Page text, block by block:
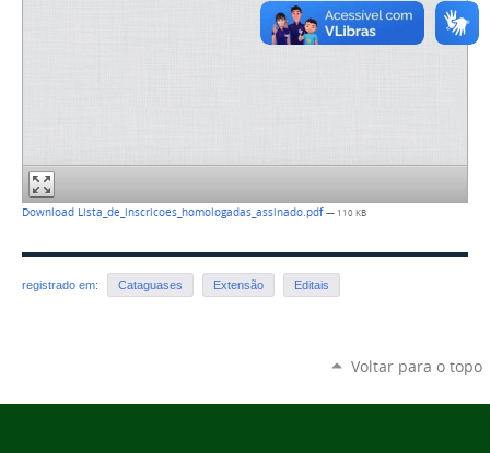
Download Lista_de_inscricoes_homologadas_assinado.pdf— 110 KB
registrado em: Cataguases Extensão Editais
Voltar para o topo